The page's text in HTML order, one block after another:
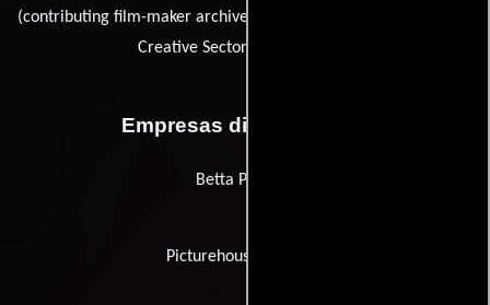
(contributing film-maker archive) y
Creative Sector Development)
Empresas distribuidoras
Betta Pictures
Picturehouse Cinemas